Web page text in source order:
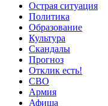
Острая ситуация
Политика
Образование
Культура
Скандалы
Прогноз
Отклик есть!
СВО
Армия
Афиша